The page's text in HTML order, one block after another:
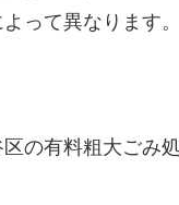
って異なります。
の有料粗大ごみ